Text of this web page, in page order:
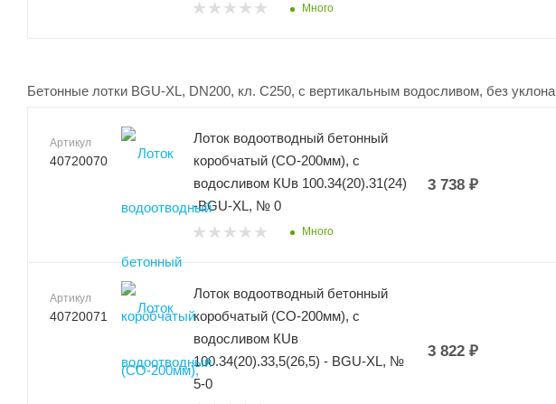
Много
Бетонные лотки BGU-XL, DN200, кл. C250, с вертикальным водосливом, без уклона
Артикул
40720070
Лоток водоотводный бетонный
коробчатый (СО-200мм), с
водосливом КUв 100.34(20).31(24)
-BGU-XL, № 0
Много
3 738₽
Артикул
40720071
Лоток водоотводный бетонный
коробчатый (СО-200мм), с
водосливом КUв
100.34(20).33,5(26,5) - BGU-XL, №
5-0
3 822₽